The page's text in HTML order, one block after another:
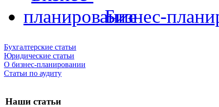
Бизнес-
Бухгалтерские статьи
Юридические статьи
О бизнес-планировании
Статьи по аудиту
Наши статьи